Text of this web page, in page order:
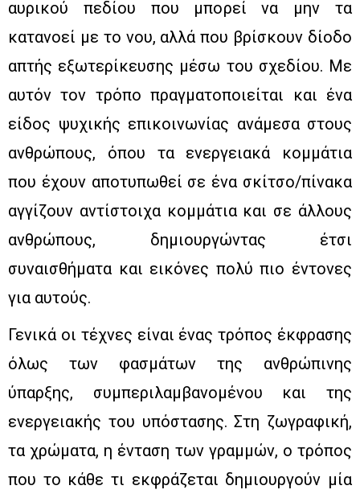
αυρικού πεδίου που μπορεί να μην τα
κατανοεί με το νου, αλλά που βρίσκουν δίοδο
απτής εξωτερίκευσης μέσω του σχεδίου. Με
αυτόν τον τρόπο πραγματοποιείται και ένα
είδος ψυχικής επικοινωνίας ανάμεσα στους
ανθρώπους, όπου τα ενεργειακά κομμάτια
που έχουν αποτυπωθεί σε ένα σκίτσο/πίνακα
αγγίζουν αντίστοιχα κομμάτια και σε άλλους
ανθρώπους, δημιουργώντας έτσι
συναισθήματα και εικόνες πολύ πιο έντονες
για αυτούς.
Γενικά οι τέχνες είναι ένας τρόπος έκφρασης
όλως των φασμάτων της ανθρώπινης
ύπαρξης, συμπεριλαμβανομένου και της
ενεργειακής του υπόστασης. Στη ζωγραφική,
τα χρώματα, η ένταση των γραμμών, ο τρόπος
που το κάθε τι εκφράζεται δημιουργούν μία